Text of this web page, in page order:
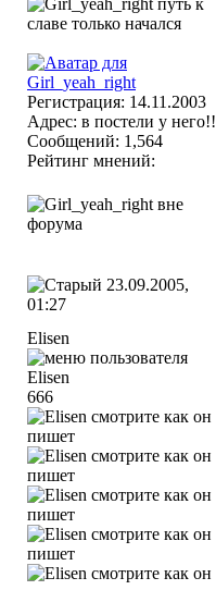
Регистрация: 14.11.2003
Адрес: в постели у него!!
Сообщений: 1,564
Рейтинг мнений:
23.09.2005,
01:27
Elisen
666